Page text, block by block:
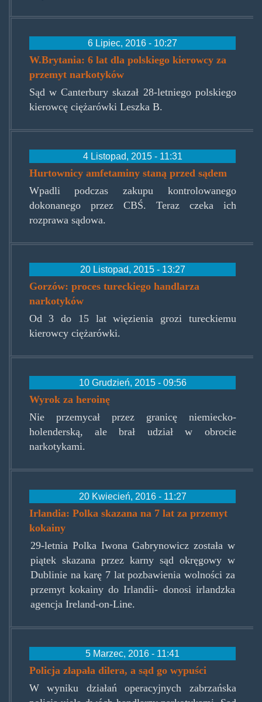
6 Lipiec, 2016 - 10:27
W.Brytania: 6 lat dla polskiego kierowcy za
przemyt narkotyków
Sąd w Canterbury skazał 28-letniego polskiego
kierowcę ciężarówki Leszka B.
4 Listopad, 2015 - 11:31
Hurtownicy amfetaminy staną przed sądem
Wpadli podczas zakupu kontrolowanego
dokonanego przez CBŚ. Teraz czeka ich
rozprawa sądowa.
20 Listopad, 2015 - 13:27
Gorzów: proces tureckiego handlarza
narkotyków
Od 3 do 15 lat więzienia grozi tureckiemu
kierowcy ciężarówki.
10 Grudzień, 2015 - 09:56
Wyrok za heroinę
Nie przemycał przez granicę niemiecko-
holenderską, ale brał udział w obrocie
narkotykami.
20 Kwiecień, 2016 - 11:27
Irlandia: Polka skazana na 7 lat za przemyt
kokainy
29-letnia Polka Iwona Gabrynowicz została w
piątek skazana przez karny sąd okręgowy w
Dublinie na karę 7 lat pozbawienia wolności za
przemyt kokainy do Irlandii- donosi irlandzka
agencja Ireland-on-Line.
5 Marzec, 2016 - 11:41
Policja złapała dilera, a sąd go wypuści
W wyniku działań operacyjnych zabrzańska